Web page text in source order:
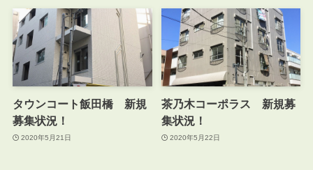
タウンコート飯田橋 新規
募集状況！
2020年5月21日
茶乃木コーポラス 新規募
集状況！
2020年5月22日